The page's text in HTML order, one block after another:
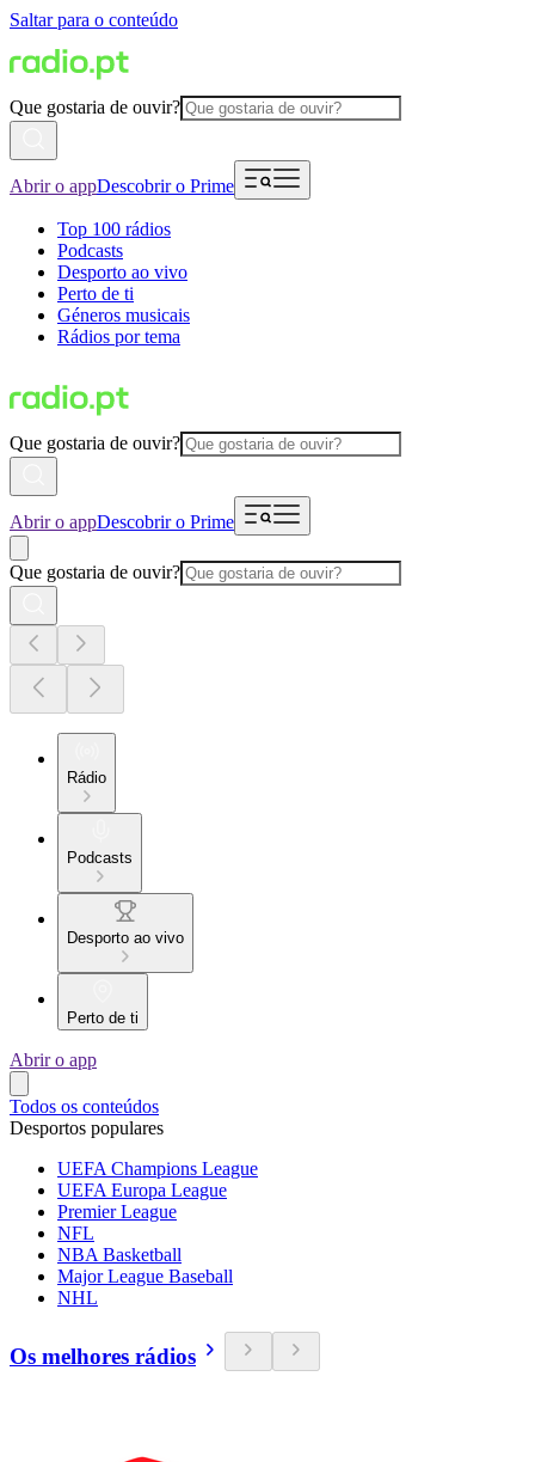
Saltar para o conteúdo
Que gostaria de ouvir?
Abrir o appDescobrir o Prime
Top 100 rádios
Podcasts
Desporto ao vivo
Perto de ti
Géneros musicais
Rádios por tema
Que gostaria de ouvir?
Abrir o appDescobrir o Prime
Que gostaria de ouvir?
Rádio
Podcasts
Desporto ao vivo
Perto de ti
Abrir o app
Todos os conteúdos
Desportos populares
UEFA Champions League
UEFA Europa League
Premier League
NFL
NBA Basketball
Major League Baseball
NHL
Os melhores rádios